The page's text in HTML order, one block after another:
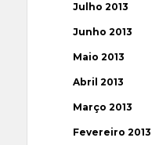
Julho 2013
Junho 2013
Maio 2013
Abril 2013
Março 2013
Fevereiro 2013